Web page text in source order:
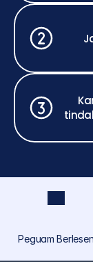
Peguam Berlesen